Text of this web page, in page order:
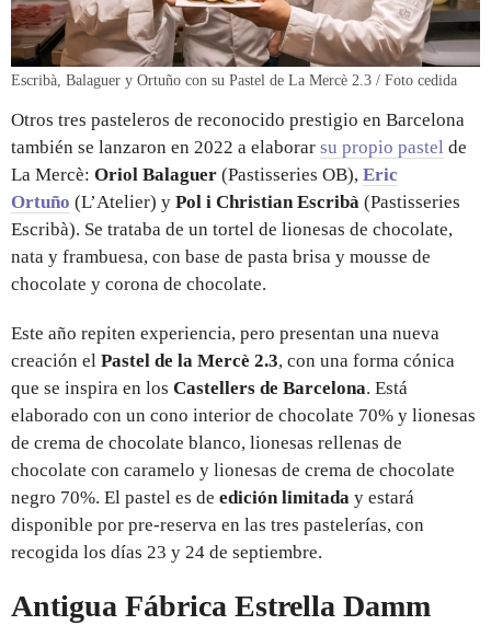
Escribà, Balaguer y Ortuño con su Pastel de La Mercè 2.3 / Foto cedida
Otros tres pasteleros de reconocido prestigio en Barcelona
también se lanzaron en 2022 a elaborar su propio pastel de
La Mercè: Oriol Balaguer (Pastisseries OB), Eric
Ortuño (L’Atelier) y Pol i Christian Escribà (Pastisseries
Escribà). Se trataba de un tortel de lionesas de chocolate,
nata y frambuesa, con base de pasta brisa y mousse de
chocolate y corona de chocolate.
Este año repiten experiencia, pero presentan una nueva
creación el Pastel de la Mercè 2.3, con una forma cónica
que se inspira en los Castellers de Barcelona. Está
elaborado con un cono interior de chocolate 70% y lionesas
de crema de chocolate blanco, lionesas rellenas de
chocolate con caramelo y lionesas de crema de chocolate
negro 70%. El pastel es de edición limitada y estará
disponible por pre-reserva en las tres pastelerías, con
recogida los días 23 y 24 de septiembre.
Antigua Fábrica Estrella Damm